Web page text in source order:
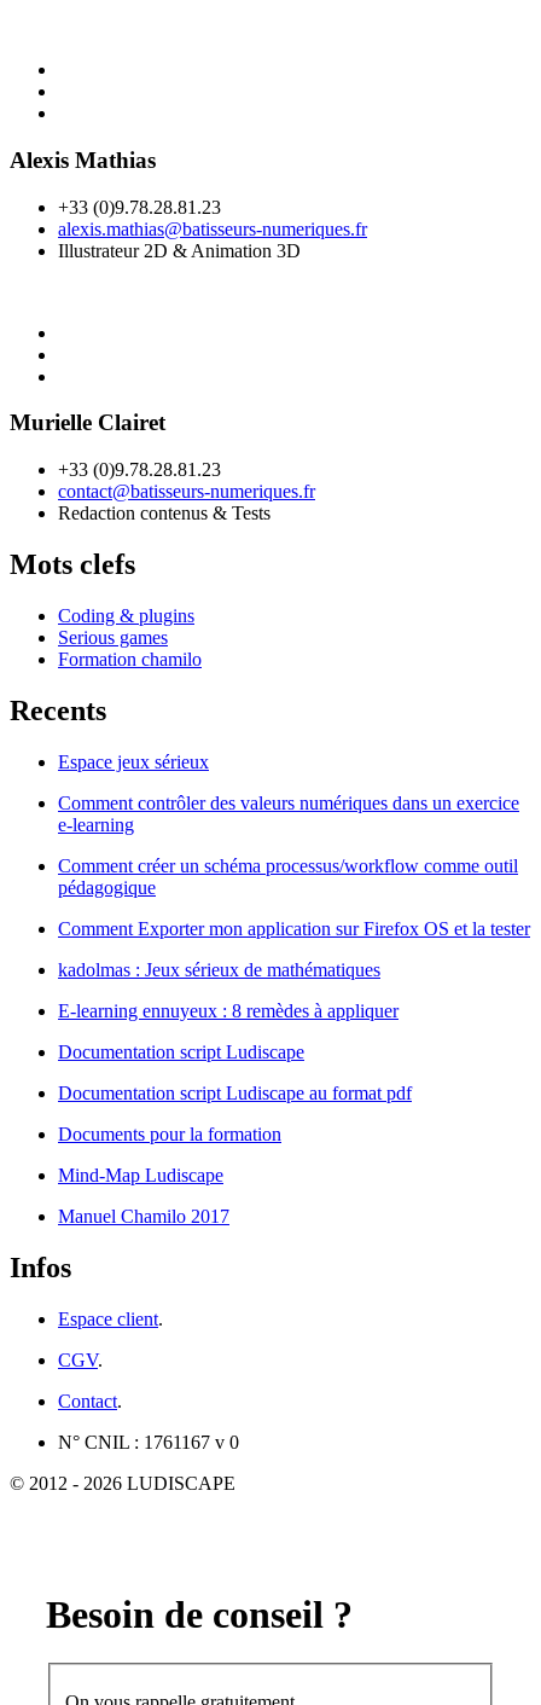
Alexis Mathias
+33 (0)9.78.28.81.23
alexis.mathias@batisseurs-numeriques.fr
Illustrateur 2D & Animation 3D
Murielle Clairet
+33 (0)9.78.28.81.23
contact@batisseurs-numeriques.fr
Redaction contenus & Tests
Mots clefs
Coding & plugins
Serious games
Formation chamilo
Recents
Espace jeux sérieux
Comment contrôler des valeurs numériques dans un exercice
e-learning
Comment créer un schéma processus/workflow comme outil
pédagogique
Comment Exporter mon application sur Firefox OS et la tester
kadolmas : Jeux sérieux de mathématiques
E-learning ennuyeux : 8 remèdes à appliquer
Documentation script Ludiscape
Documentation script Ludiscape au format pdf
Documents pour la formation
Mind-Map Ludiscape
Manuel Chamilo 2017
Infos
Espace client.
CGV.
Contact.
N° CNIL : 1761167 v 0
© 2012 - 2026 LUDISCAPE
Besoin de conseil ?